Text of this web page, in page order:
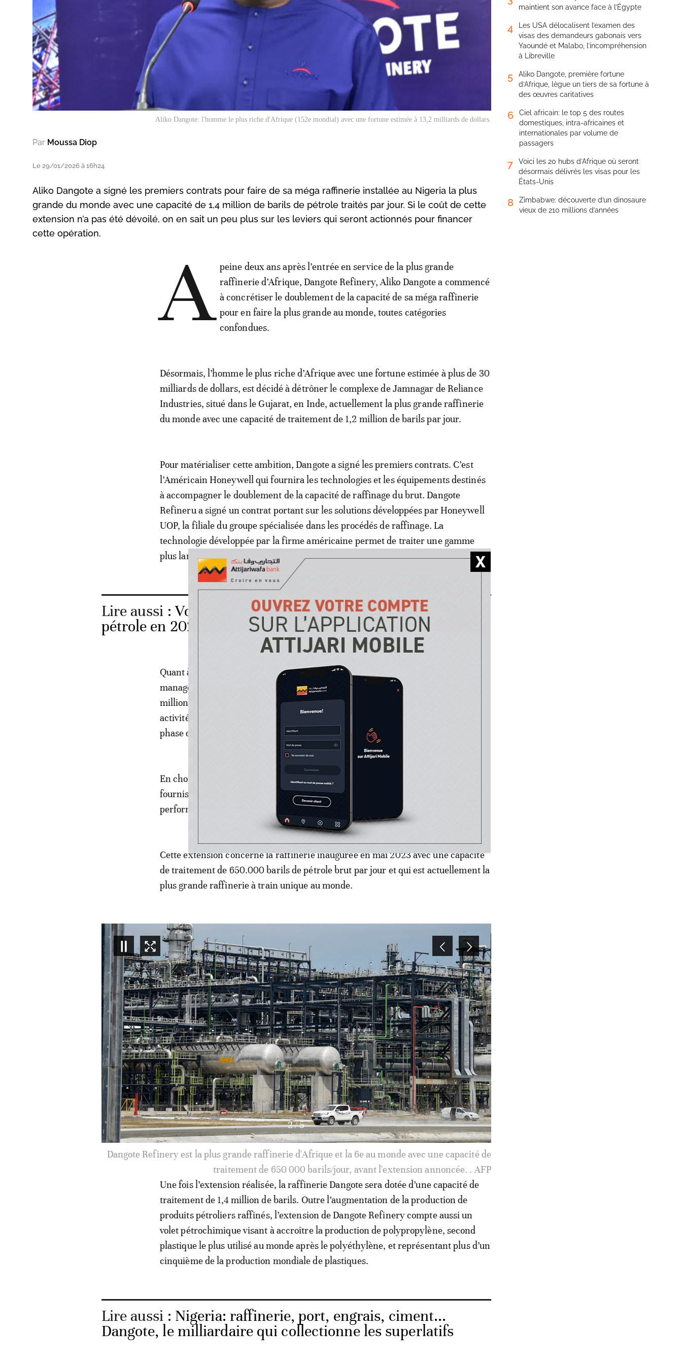
Aliko Dangote: l'homme le plus riche d'Afrique (152e mondial) avec une fortune estimée à 13,2 milliards de dollars.
Par Moussa Diop
Le 29/01/2026 à 16h24
Aliko Dangote a signé les premiers contrats pour faire de sa méga raffinerie installée au Nigeria la plus
grande du monde avec une capacité de 1,4 million de barils de pétrole traités par jour. Si le coût de cette
extension n’a pas été dévoilé, on en sait un peu plus sur les leviers qui seront actionnés pour financer
cette opération.
A peine deux ans après l’entrée en service de la plus grande
raffinerie d’Afrique, Dangote Refinery, Aliko Dangote a commencé
à concrétiser le doublement de la capacité de sa méga raffinerie
pour en faire la plus grande au monde, toutes catégories
confondues.
Désormais, l’homme le plus riche d’Afrique avec une fortune estimée à plus de 30
milliards de dollars, est décidé à détrôner le complexe de Jamnagar de Reliance
Industries, situé dans le Gujarat, en Inde, actuellement la plus grande raffinerie
du monde avec une capacité de traitement de 1,2 million de barils par jour.
Pour matérialiser cette ambition, Dangote a signé les premiers contrats. C’est
l’Américain Honeywell qui fournira les technologies et les équipements destinés
à accompagner le doublement de la capacité de raffinage du brut. Dangote
Refineru a signé un contrat portant sur les solutions développées par Honeywell
UOP, la filiale du groupe spécialisée dans les procédés de raffinage. La
technologie développée par la firme américaine permet de traiter une gamme
plus large de bruts, d’améliorer les rendements et d’augmenter les débits.
Lire aussi :Voici les 7 principaux producteurs africains de
pétrole en 2025
Quant à l’Indien Engineers India Ltd (EIL), spécialiste de l’ingénierie et le
management des grands projets énergétiques, il a bénéficié d’un contrat de 350
millions de dollars pour prendre en charge la supervision et la gestion des
activités d’ingénierie, d’approvisionnement et de construction de la seconde
phase de développement du complexe.
En choisissant des partenaires réputés, Dangote s’appuie sur des partenaires et
fournisseurs à même de tenir les délais et éviter les surcoûts et d’atteindre les
performances souhaitées.
Cette extension concerne la raffinerie inaugurée en mai 2023 avec une capacité
de traitement de 650.000 barils de pétrole brut par jour et qui est actuellement la
plus grande raffinerie à train unique au monde.
3/5
Après l'opération d'extension, Dangote Refinery aura une capacité de traitement de 1,4 million
de barils par jour, devenant la plus grande raffinerie du monde.
Une fois l’extension réalisée, la raffinerie Dangote sera dotée d’une capacité de
traitement de 1,4 million de barils. Outre l’augmentation de la production de
produits pétroliers raffinés, l’extension de Dangote Refinery compte aussi un
volet pétrochimique visant à accroître la production de polypropylène, second
plastique le plus utilisé au monde après le polyéthylène, et représentant plus d’un
cinquième de la production mondiale de plastiques.
Lire aussi : Nigeria: raffinerie, port, engrais, ciment...
Dangote, le milliardaire qui collectionne les superlatifs
maintient son avance face à l’Égypte
4
Les USA délocalisent l’examen des
visas des demandeurs gabonais vers
Yaoundé et Malabo, l’incompréhension
à Libreville
5
Aliko Dangote, première fortune
d’Afrique, lègue un tiers de sa fortune à
des œuvres caritatives
6
Ciel africain: le top 5 des routes
domestiques, intra-africaines et
internationales par volume de
passagers
7
Voici les 20 hubs d’Afrique où seront
désormais délivrés les visas pour les
États-Unis
8
Zimbabwe: découverte d’un dinosaure
vieux de 210 millions d’années